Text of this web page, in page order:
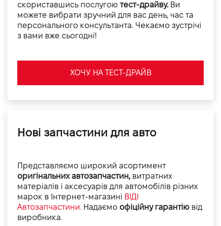
скориставшись послугою тест-драйву. Ви
можете вибрати зручний для вас день, час та
персонального консультанта. Чекаємо зустрічі
з вами вже сьогодні!
ХОЧУ НА ТЕСТ-ДРАЙВ
Нові запчастини для авто
Представляємо широкий асортимент
оригінальних автозапчастин, витратних
матеріалів і аксесуарів для автомобілів різних
марок в Інтернет-магазині ВІДІ
Автозапчастини. Надаємо офіційну гарантію від
виробника.